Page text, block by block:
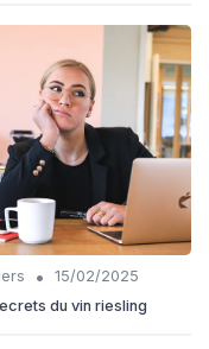
•
15/02/2025
du vin riesling